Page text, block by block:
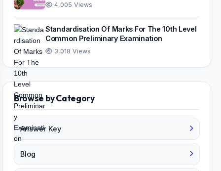
4,005 Views
Standardisation Of Marks For The 10th Level
Common Preliminary Examination
3,018 Views
Browse by Category
Answer Key
Blog